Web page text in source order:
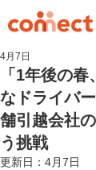
「1年後の
なドライバ
舗引越会社
う挑戦
4月7日
更新日： 4月7日